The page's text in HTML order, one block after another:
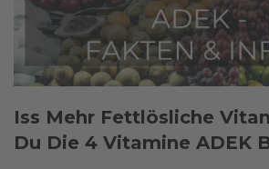
Iss Mehr Fettlösliche
Du Die 4 Vitamine ADEK